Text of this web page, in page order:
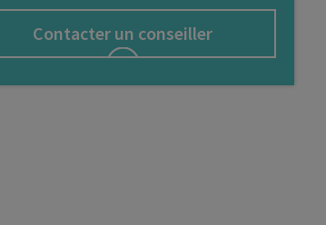
Contacter un conseiller